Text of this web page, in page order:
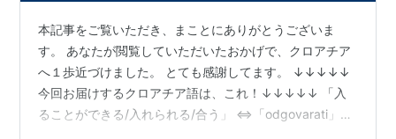
本記事をご覧いただき、まことにありがとうございま
す。 あなたが閲覧していただいたおかげで、クロアチア
へ１歩近づけました。 とても感謝してます。 ↓↓↓↓↓
今回お届けするクロアチア語は、これ！↓↓↓↓↓ 「入
ることができる/入れられる/合う」 ⇔「odgovarati」